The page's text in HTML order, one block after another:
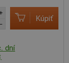
Kúpiť
dní